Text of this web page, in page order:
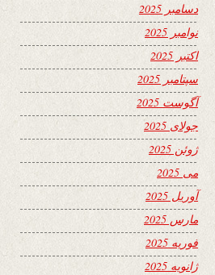
دسامبر 2025
نوامبر 2025
اکتبر 2025
سپتامبر 2025
آگوست 2025
جولای 2025
ژوئن 2025
می 2025
آوریل 2025
مارس 2025
فوریه 2025
ژانویه 2025